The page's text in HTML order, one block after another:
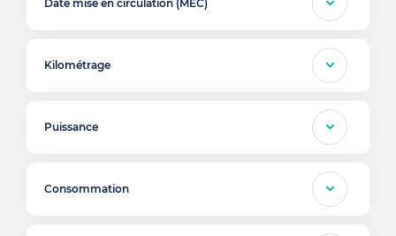
Date mise en circulation (MEC)
Kilométrage
Puissance
Consommation